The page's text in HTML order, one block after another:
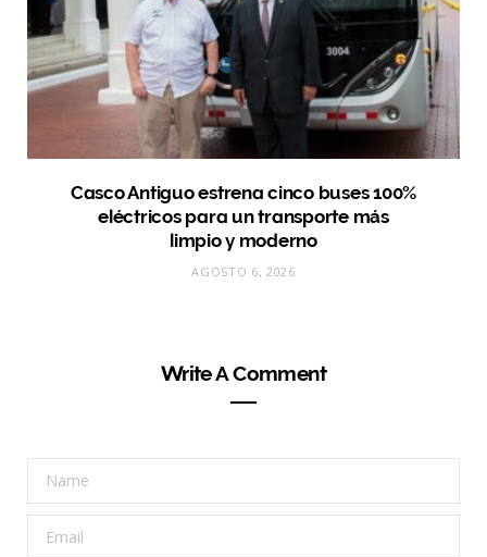
Casco Antiguo estrena cinco buses 100%
eléctricos para un transporte más
limpio y moderno
AGOSTO 6, 2026
Write A Comment